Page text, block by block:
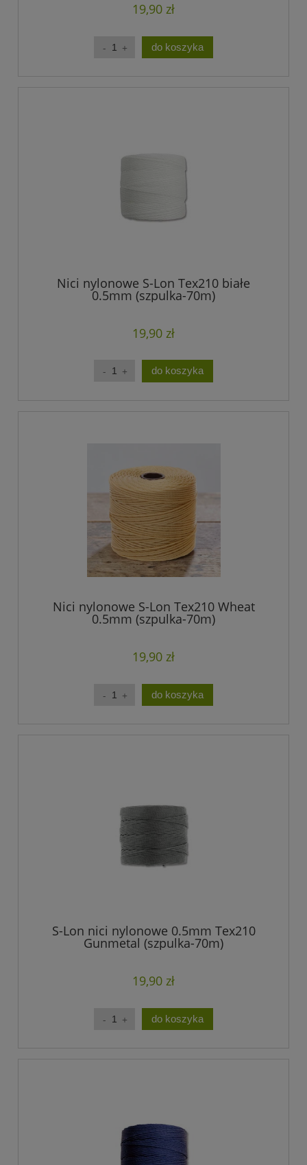
19,90 zł
do koszyka
Nici nylonowe S-Lon Tex210 białe
0.5mm (szpulka-70m)
19,90 zł
do koszyka
Nici nylonowe S-Lon Tex210 Wheat
0.5mm (szpulka-70m)
19,90 zł
do koszyka
S-Lon nici nylonowe 0.5mm Tex210
Gunmetal (szpulka-70m)
19,90 zł
do koszyka